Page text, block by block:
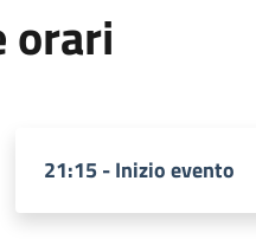
orari
21:15 - Inizio evento